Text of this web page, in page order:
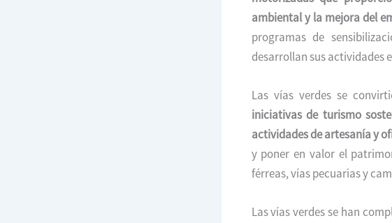
ambiental y la mejora del
programas de
desarrollan sus actividades
Las vías verdes se
iniciativas de turismo
actividades de artesanía y
y poner en valor el
férreas, vías pecuarias y
Las vías verdes se han